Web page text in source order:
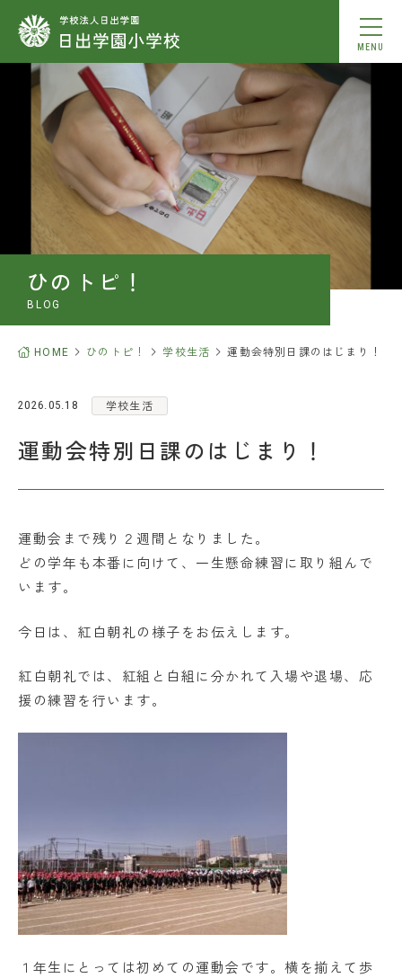
MENU
学校紹介
教育内容
学校生活
入学案内
お知らせ
ひのトピ！
中学校合格実績
各種お問い合わせ
アクセス
お問い合わせ 資料請求
日出学園幼稚園
日出学園小学校
日出学園中学校・高等学校
ひのトピ！
BLOG
HOME ひのトピ！ 学校生活 運動会特別日課のはじまり！
2026.05.18 学校生活
運動会特別日課のはじまり！
運動会まで残り２週間となりました。
どの学年も本番に向けて、一生懸命練習に取り組んで
います。
今日は、紅白朝礼の様子をお伝えします。
紅白朝礼では、紅組と白組に分かれて入場や退場、応
援の練習を行います。
１年生にとっては初めての運動会です。横を揃えて歩